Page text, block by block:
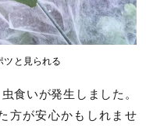
ツと見られる
食いが発生しました。
方が安心かもしれませ